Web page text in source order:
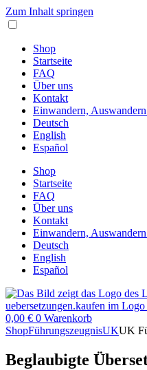
Zum Inhalt springen
Shop
Startseite
FAQ
Über uns
Kontakt
Einwandern,
Deutsch
English
Español
Shop
Startseite
FAQ
Über uns
Kontakt
Einwandern,
Deutsch
English
Español
0,00 € 0 Warenkorb
ShopFührungszeugnisUKUK
Beglaubigte